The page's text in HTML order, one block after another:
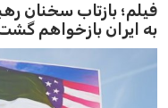
فیلم؛ بازتاب سخنان
به ایران بازخواهم